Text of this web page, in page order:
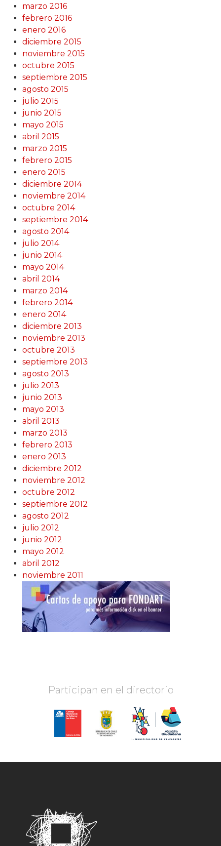
marzo 2016
febrero 2016
enero 2016
diciembre 2015
noviembre 2015
octubre 2015
septiembre 2015
agosto 2015
julio 2015
junio 2015
mayo 2015
abril 2015
marzo 2015
febrero 2015
enero 2015
diciembre 2014
noviembre 2014
octubre 2014
septiembre 2014
agosto 2014
julio 2014
junio 2014
mayo 2014
abril 2014
marzo 2014
febrero 2014
enero 2014
diciembre 2013
noviembre 2013
octubre 2013
septiembre 2013
agosto 2013
julio 2013
junio 2013
mayo 2013
abril 2013
marzo 2013
febrero 2013
enero 2013
diciembre 2012
noviembre 2012
octubre 2012
septiembre 2012
agosto 2012
julio 2012
junio 2012
mayo 2012
abril 2012
noviembre 2011
Participan en el directorio